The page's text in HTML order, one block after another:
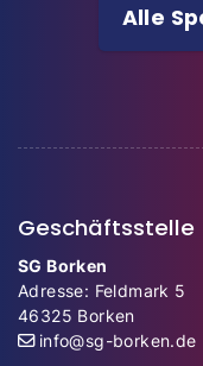
Alle
Geschäftsstelle
SG Borken
Adresse: Feldmark 5
46325 Borken
info@sg-borken.de